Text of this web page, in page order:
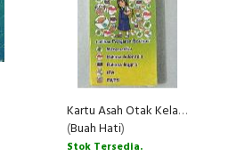
Kartu Asah Otak Kelas 3 SD
(Buah Hati)
Stok Tersedia.